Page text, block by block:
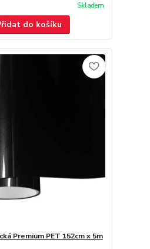
Skladem
do košíku
Premium PET 152cm x 5m